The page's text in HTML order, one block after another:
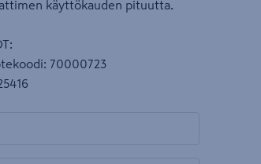
käyttökauden pituutta.
70000723
välilehteen